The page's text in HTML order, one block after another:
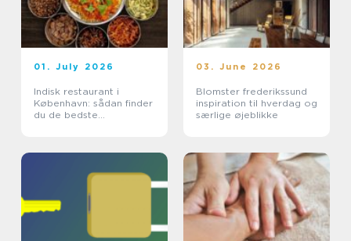
01. July 2026
Indisk restaurant i
København: sådan finder
du de bedste
03. June 2026
Blomster frederikssund
inspiration til hverdag og
særlige øjeblikke